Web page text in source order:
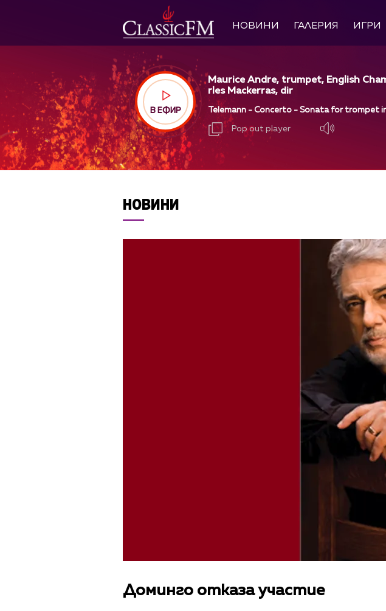
НОВИНИ ГАЛЕРИЯ ИГРИ
В ЕФИР
Maurice Andre, trumpet, English
rles Mackerras, dir
Telemann - Concerto - Sonata for trompet
Pop out player
НОВИНИ
Доминго отказа участие